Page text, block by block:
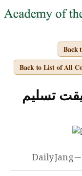
Back
Back to List of All
تسلیم
Daily Jang